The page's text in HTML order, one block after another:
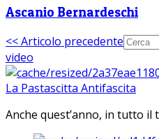
Ascanio Bernardeschi
<< Articolo precedente
video
La Pastascitta Antifascita
Anche quest’anno, in tutto